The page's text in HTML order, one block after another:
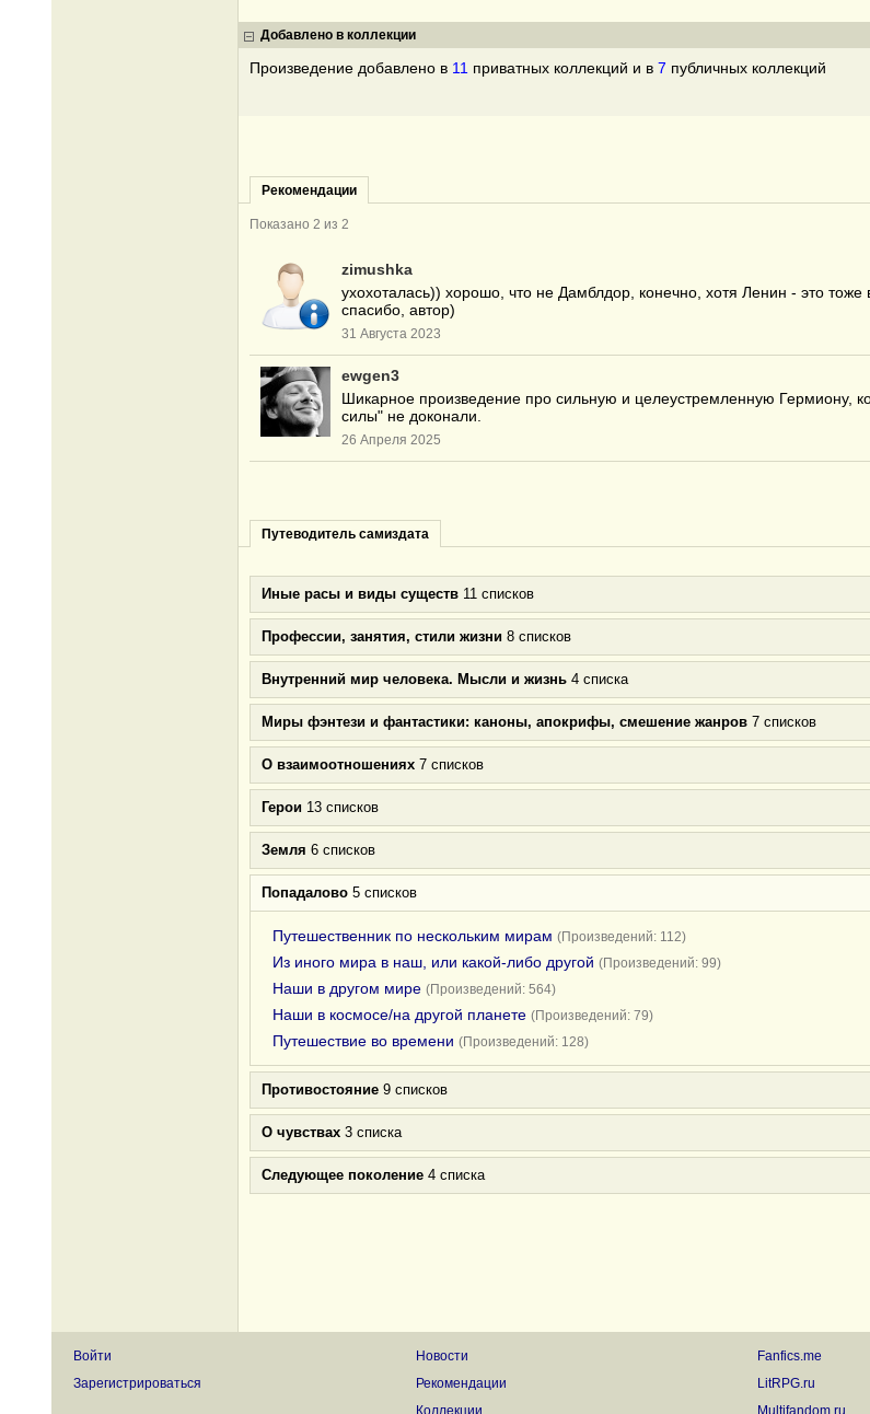
Добавлено в коллекции
Произведение добавлено в 11 приватных коллекций и в 7 публичных коллекций
Рекомендации
Показано 2 из 2
zimushka
ухохоталась)) хорошо, что не Дамблдор, конечно, хотя Ленин - это
спасибо, автор)
31 Августа 2023
ewgen3
Шикарное произведение про сильную и целеустремленную Гермиону,
силы" не доконали.
26 Апреля 2025
Путеводитель самиздата
Иные расы и виды существ 11 списков
Профессии, занятия, стили жизни 8 списков
Внутренний мир человека. Мысли и жизнь 4 списка
Миры фэнтези и фантастики: каноны, апокрифы, смешение жанров 7 списков
О взаимоотношениях 7 списков
Герои 13 списков
Земля 6 списков
Попадалово 5 списков
Путешественник по нескольким мирам (Произведений: 112)
Из иного мира в наш, или какой-либо другой (Произведений: 99)
Наши в другом мире (Произведений: 564)
Наши в космосе/на другой планете (Произведений: 79)
Путешествие во времени (Произведений: 128)
Противостояние 9 списков
О чувствах 3 списка
Следующее поколение 4 списка
Войти
Зарегистрироваться
Новости
Рекомендации
Коллекции
Fanfics.me
LitRPG.ru
Multifandom.ru